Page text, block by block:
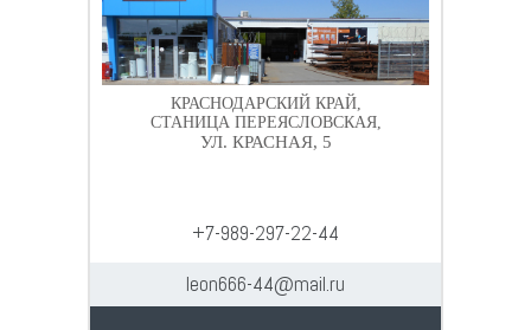
КРАСНОДАРСКИЙ КРАЙ,
СТАНИЦА ПЕРЕЯСЛОВСКАЯ,
УЛ. КРАСНАЯ, 5
+7-989-297-22-44
leon666-44@mail.ru